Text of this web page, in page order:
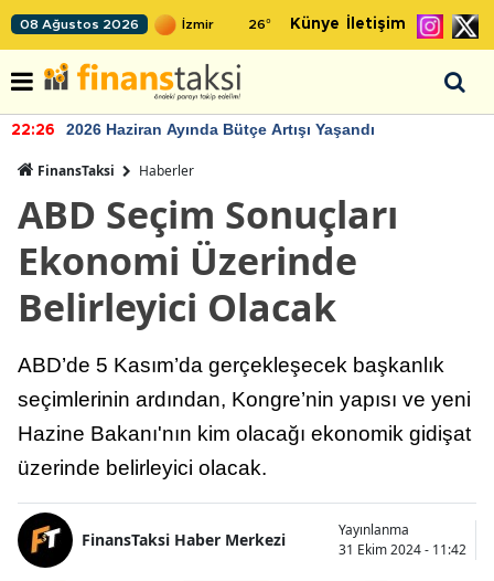
08 Ağustos 2026 26° Künye İletişim
22:26 2026 Haziran Ayında Bütçe Artışı Yaşandı
FinansTaksi Haberler
ABD Seçim Sonuçları
Ekonomi Üzerinde
Belirleyici Olacak
ABD’de 5 Kasım’da gerçekleşecek başkanlık
seçimlerinin ardından, Kongre’nin yapısı ve yeni
Hazine Bakanı'nın kim olacağı ekonomik gidişat
üzerinde belirleyici olacak.
FinansTaksi Haber Merkezi
Yayınlanma
31 Ekim 2024 - 11:42